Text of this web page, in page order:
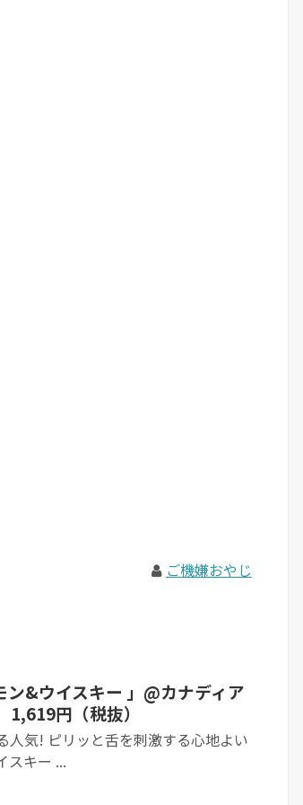
ご機嫌おやじ
&ウイスキー 」@カナディア
円（税抜）
人気! ピリッと舌を刺激する心地よい
スキー ...